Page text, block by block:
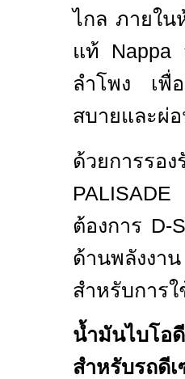
ไกล ภายใน
แท้ Nappa
ลำโพง เพื่อ
สบายและผ่
ด้วยการร
ต้องการ D-
ด้านพลังง
สำหรับการใ
น้ำมันไบโ
สำหรับรถดีเ